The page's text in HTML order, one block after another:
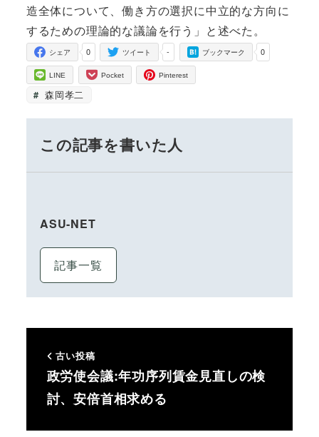
造全体について、働き方の選択に中立的な方向に
するための理論的な議論を行う」と述べた。
0
シェア -
ツイート 0
ブックマーク
LINE Pocket Pinterest
森岡孝二
この記事を書いた人
ASU-NET
記事一覧
古い投稿
政労使会議:年功序列賃金見直しの検
討、安倍首相求める